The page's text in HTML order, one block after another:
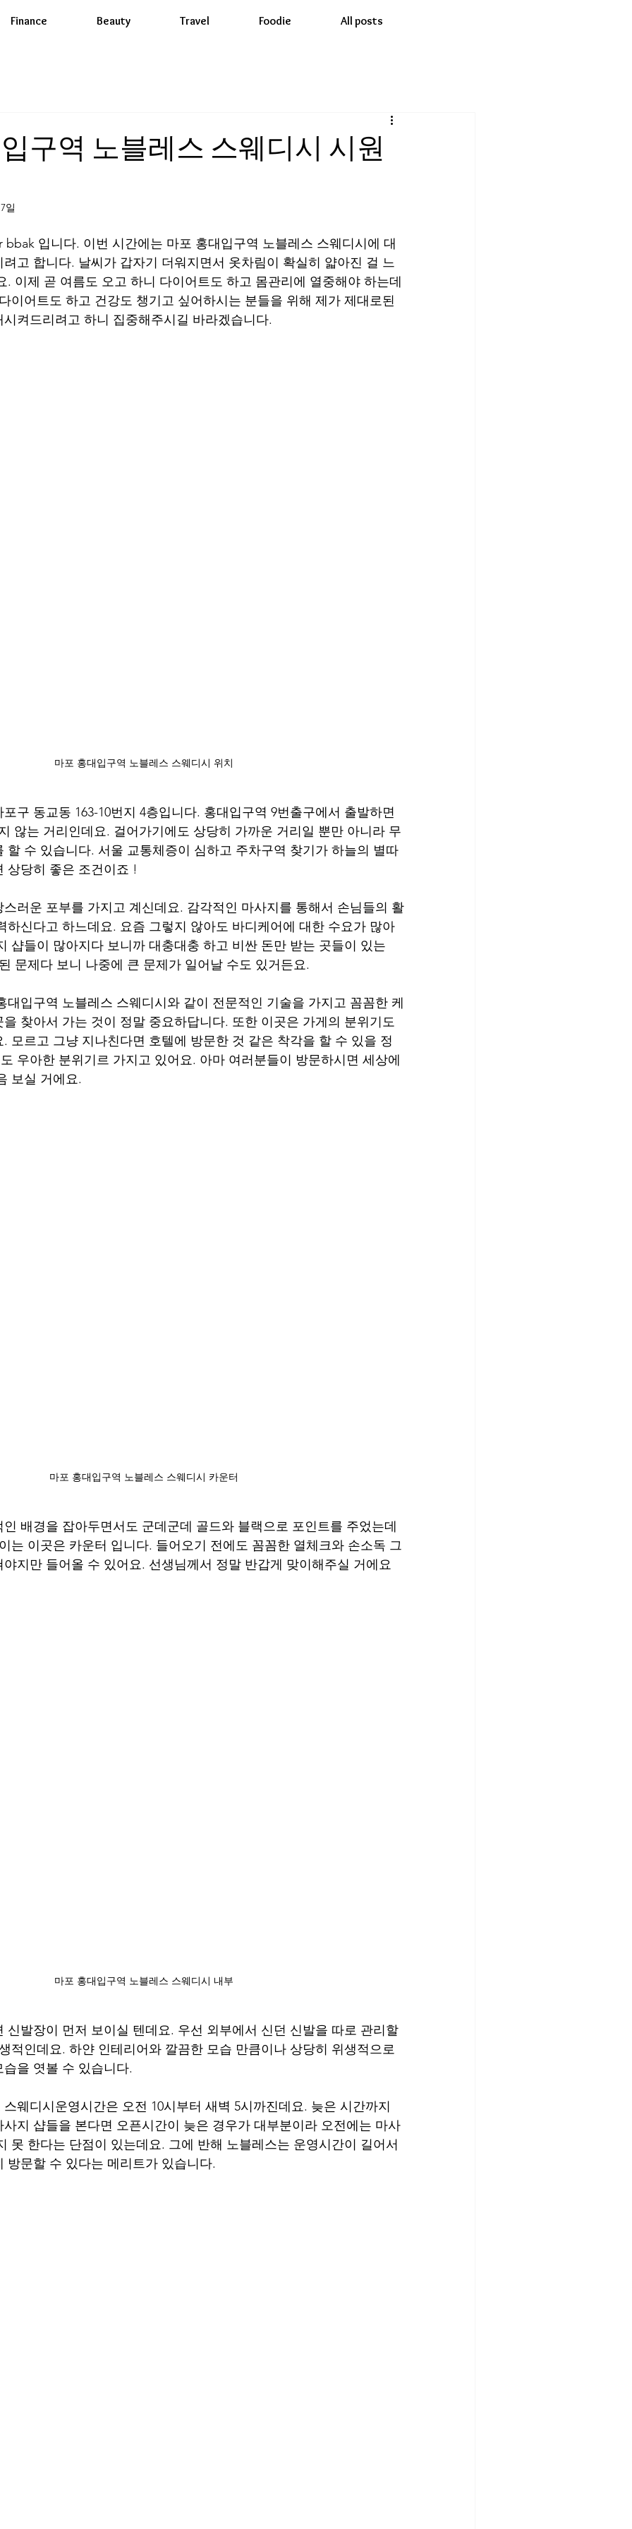
Finance Beauty Travel Foodie All posts
구역 노블레스 스웨디시 시원
일
입니다. 이번 시간에는 마포 홍대입구역 노블레스 스웨디시에 대
고 합니다. 날씨가 갑자기 더워지면서 옷차림이 확실히 얇아진 걸 느
. 이제 곧 여름도 오고 하니 다이어트도 하고 몸관리에 열중해야 하는데
이어트도 하고 건강도 챙기고 싶어하시는 분들을 위해 제가 제대로된
켜드리려고 하니 집중해주시길 바라겠습니다.
마포 홍대입구역 노블레스 스웨디시 위치
구 동교동 163-10번지 4층입니다. 홍대입구역 9번출구에서 출발하면
않는 거리인데요. 걸어가기에도 상당히 가까운 거리일 뿐만 아니라 무
할 수 있습니다. 서울 교통체증이 심하고 주차구역 찾기가 하늘의 별따
상당히 좋은 조건이죠 !
러운 포부를 가지고 계신데요. 감각적인 마사지를 통해서 손님들의 활
하신다고 하느데요. 요즘 그렇지 않아도 바디케어에 대한 수요가 많아
샵들이 많아지다 보니까 대충대충 하고 비싼 돈만 받는 곳들이 있는
문제다 보니 나중에 큰 문제가 일어날 수도 있거든요.
대입구역 노블레스 스웨디시와 같이 전문적인 기술을 가지고 꼼꼼한 케
찾아서 가는 것이 정말 중요하답니다. 또한 이곳은 가게의 분위기도
모르고 그냥 지나친다면 호텔에 방문한 것 같은 착각을 할 수 있을 정
우아한 분위기르 가지고 있어요. 아마 여러분들이 방문하시면 세상에
보실 거에요.
마포 홍대입구역 노블레스 스웨디시 카운터
배경을 잡아두면서도 군데군데 골드와 블랙으로 포인트를 주었는데
는 이곳은 카운터 입니다. 들어오기 전에도 꼼꼼한 열체크와 손소독 그
지만 들어올 수 있어요. 선생님께서 정말 반갑게 맞이해주실 거에요
마포 홍대입구역 노블레스 스웨디시 내부
신발장이 먼저 보이실 텐데요. 우선 외부에서 신던 신발을 따로 관리할
적인데요. 하얀 인테리어와 깔끔한 모습 만큼이나 상당히 위생적으로
을 엿볼 수 있습니다.
웨디시운영시간은 오전 10시부터 새벽 5시까진데요. 늦은 시간까지
지 샵들을 본다면 오픈시간이 늦은 경우가 대부분이라 오전에는 마사
못 한다는 단점이 있는데요. 그에 반해 노블레스는 운영시간이 길어서
방문할 수 있다는 메리트가 있습니다.